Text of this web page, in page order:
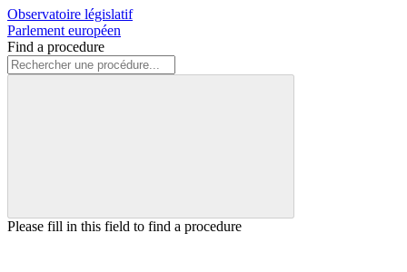
Observatoire législatif
Parlement européen
Find a procedure
Please fill in this field to find a procedure